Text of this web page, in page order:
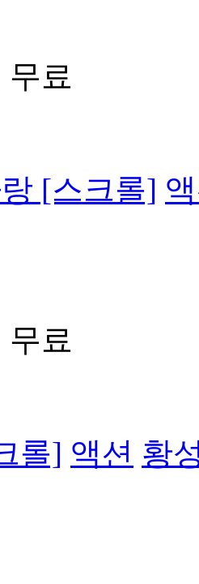
료
[스크롤]
료
롤] 액션 황